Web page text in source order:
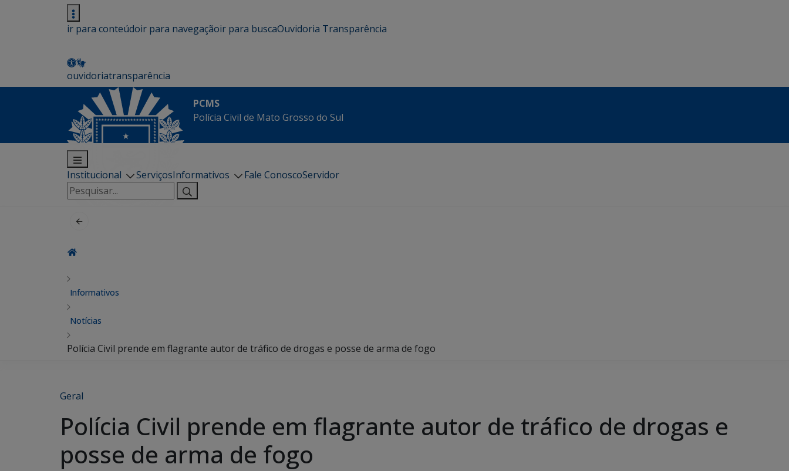
ir para conteúdoir para navegaçãoir para buscaOuvidoria Transparência
ouvidoriatransparência
PCMS
Polícia Civil de Mato Grosso do Sul
Institucional ServiçosInformativos Fale ConoscoServidor
Pesquisar
por:
Informativos
Notícias
Polícia Civil prende em flagrante autor de tráfico de drogas e posse de arma de fogo
Geral
Polícia Civil prende em flagrante autor de tráfico de drogas e
posse de arma de fogo